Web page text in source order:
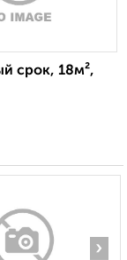
срок, 18м²,
›